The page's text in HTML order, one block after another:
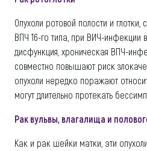
Опухоли ротовой полости и
ВПЧ 16-го типа, при ВИЧ-инфекции
дисфункция, хроническая ВПЧ-
совместно повышают риск
опухоли нередко поражают
могут длительно протекать
Рак вульвы, влагалища и
Как и рак шейки матки, эти